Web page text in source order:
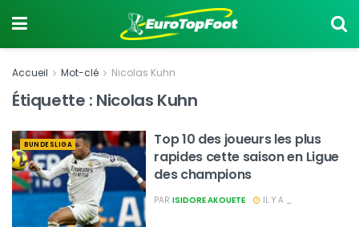
Accueil Mot-clé Nicolas Kuhn
Étiquette : Nicolas Kuhn
BUNDESLIGA
Top 10 des joueurs les plus
rapides cette saison en Ligue
des champions
PAR ISIDORE AKOUETE IL Y A _